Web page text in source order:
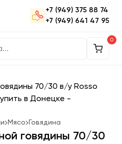
+7 (949) 375 88 74
+7 (949) 641 47 95
0
Мясо Говядина
говядины 70/30